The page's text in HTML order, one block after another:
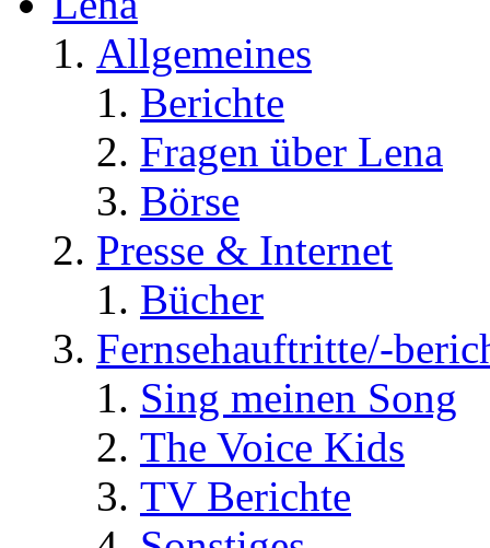
Allgemeines
Berichte
Fragen über Lena
Börse
Presse & Internet
Bücher
Fernsehauftritte/-
Sing meinen Song
The Voice Kids
TV Berichte